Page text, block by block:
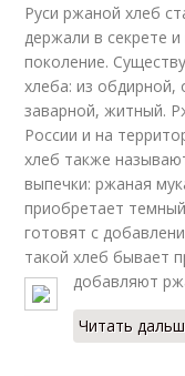
Хлеб в
Руси ржаной хлеб
держали в секрете
поколение.
хлеба: из обдирной,
заварной, житный.
России и на
хлеб также
выпечки: ржаная
приобретает
готовят с
такой хлеб бывает
добавляют
Читать